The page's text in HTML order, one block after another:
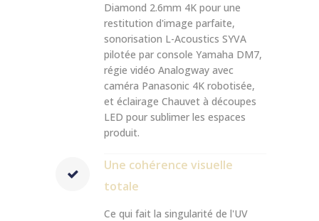
Diamond 2.6mm 4K pour une
restitution d'image parfaite,
sonorisation L-Acoustics SYVA
pilotée par console Yamaha DM7,
régie vidéo Analogway avec
caméra Panasonic 4K robotisée,
et éclairage Chauvet à découpes
LED pour sublimer les espaces
produit.
Une cohérence visuelle
totale
Ce qui fait la singularité de l'UV